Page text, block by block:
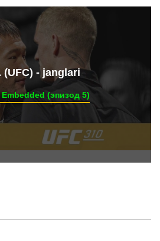
- janglari
Embedded (эпизод 5)